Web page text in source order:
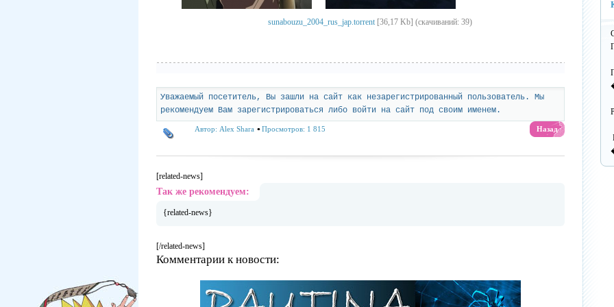
sunabouzu_2004_rus_jap.torrent[36,17 Kb] (cкачиваний: 39)
Уважаемый посетитель, Вы зашли на сайт как незарегистрированный пользователь. Мы
рекомендуем Вам зарегистрироваться либо войти на сайт под своим именем.
Назад
Автор: Alex Shara Просмотров: 1 815
[related-news]
Так же рекомендуем:
{related-news}
[/related-news]
Комментарии к новости: